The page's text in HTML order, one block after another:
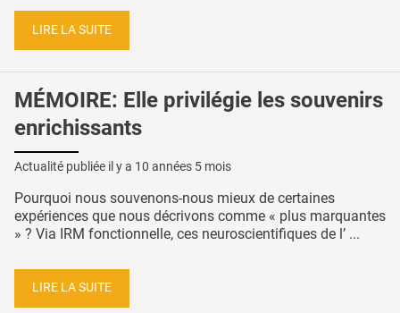
LIRE LA SUITE
MÉMOIRE: Elle privilégie les souvenirs
enrichissants
Actualité publiée il y a 10 années 5 mois
Pourquoi nous souvenons-nous mieux de certaines
expériences que nous décrivons comme « plus marquantes
» ? Via IRM fonctionnelle, ces neuroscientifiques de l’ ...
LIRE LA SUITE